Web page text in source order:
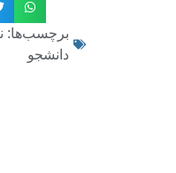
برچسب‌ها:
دانشجو